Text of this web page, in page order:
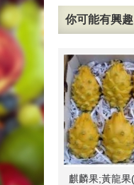
你可能有興趣